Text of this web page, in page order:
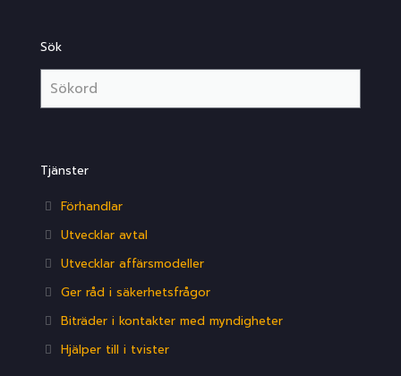
Sök
Tjänster
Förhandlar
Utvecklar avtal
Utvecklar affärsmodeller
Ger råd i säkerhetsfrågor
Biträder i kontakter med myndigheter
Hjälper till i tvister